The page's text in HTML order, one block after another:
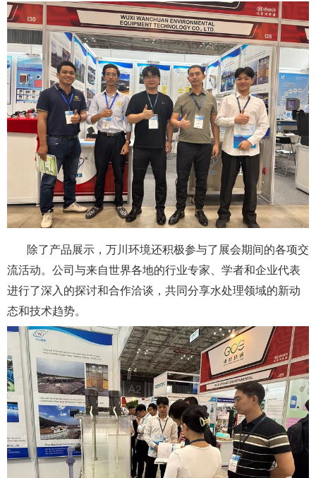
除了产品展示，万川环境还积极参与了展会期间的各项交
流活动。公司与来自世界各地的行业专家、学者和企业代表
进行了深入的探讨和合作洽谈，共同分享水处理领域的新动
态和技术趋势。